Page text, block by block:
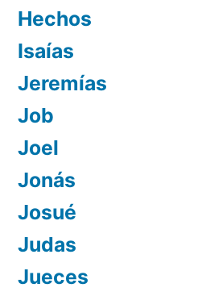
Hechos
Isaías
Jeremías
Job
Joel
Jonás
Josué
Judas
Jueces